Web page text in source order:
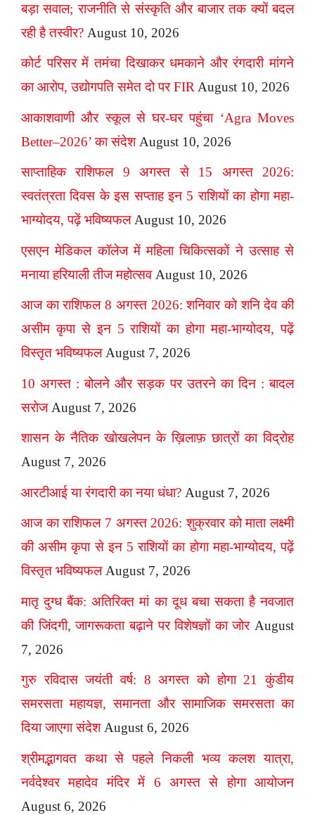
बड़ा सवाल; राजनीति से संस्कृति और बाजार तक क्यों बदल
रही है तस्वीर? August 10, 2026
कोर्ट परिसर में तमंचा दिखाकर धमकाने और रंगदारी मांगने
का आरोप, उद्योगपति समेत दो पर FIRAugust 10, 2026
आकाशवाणी और स्कूल से घर-घर पहुंचा ‘Agra Moves
Better–2026’ का संदेश August 10, 2026
साप्ताहिक राशिफल 9 अगस्त से 15 अगस्त 2026:
स्वतंत्रता दिवस के इस सप्ताह इन 5 राशियों का होगा महा-
भाग्योदय, पढ़ें भविष्यफल August 10, 2026
एसएन मेडिकल कॉलेज में महिला चिकित्सकों ने उत्साह से
मनाया हरियाली तीज महोत्सव August 10, 2026
आज का राशिफल 8 अगस्त 2026: शनिवार को शनि देव की
असीम कृपा से इन 5 राशियों का होगा महा-भाग्योदय, पढ़ें
विस्तृत भविष्यफल August 7, 2026
10 अगस्त : बोलने और सड़क पर उतरने का दिन : बादल
सरोज August 7, 2026
शासन के नैतिक खोखलेपन के ख़िलाफ़ छात्रों का विद्रोह
August 7, 2026
आरटीआई या रंगदारी का नया धंधा? August 7, 2026
आज का राशिफल 7 अगस्त 2026: शुक्रवार को माता लक्ष्मी
की असीम कृपा से इन 5 राशियों का होगा महा-भाग्योदय, पढ़ें
विस्तृत भविष्यफल August 7, 2026
मातृ दुग्ध बैंक: अतिरिक्त मां का दूध बचा सकता है नवजात
की जिंदगी, जागरूकता बढ़ाने पर विशेषज्ञों का जोर August
7, 2026
गुरु रविदास जयंती वर्ष: 8 अगस्त को होगा 21 कुंडीय
समरसता महायज्ञ, समानता और सामाजिक समरसता का
दिया जाएगा संदेश August 6, 2026
श्रीमद्भागवत कथा से पहले निकली भव्य कलश यात्रा,
नर्वदेश्वर महादेव मंदिर में 6 अगस्त से होगा आयोजन
August 6, 2026